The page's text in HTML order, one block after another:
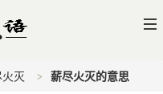
灭 薪尽火灭的意思